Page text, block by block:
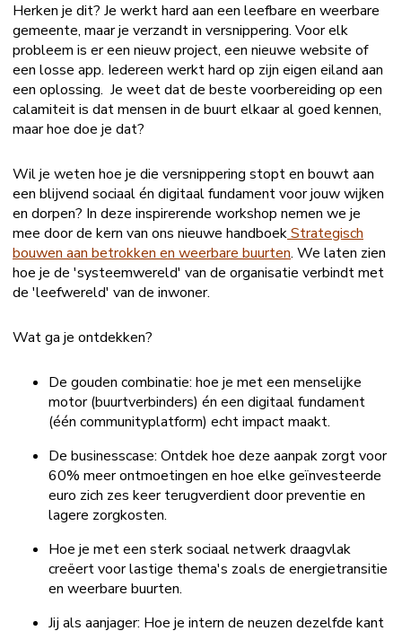
Herken je dit? Je werkt hard aan een leefbare en weerbare
gemeente, maar je verzandt in versnippering. Voor elk
probleem is er een nieuw project, een nieuwe website of
een losse app. Iedereen werkt hard op zijn eigen eiland aan
een oplossing. Je weet dat de beste voorbereiding op een
calamiteit is dat mensen in de buurt elkaar al goed kennen,
maar hoe doe je dat?
Wil je weten hoe je die versnippering stopt en bouwt aan
een blijvend sociaal én digitaal fundament voor jouw wijken
en dorpen? In deze inspirerende workshop nemen we je
mee door de kern van ons nieuwe handboekStrategisch
bouwen aan betrokken en weerbare buurten. We laten zien
hoe je de 'systeemwereld' van de organisatie verbindt met
de 'leefwereld' van de inwoner.
Wat ga je ontdekken?
De gouden combinatie: hoe je met een menselijke
motor (buurtverbinders) én een digitaal fundament
(één communityplatform) echt impact maakt.
De businesscase: Ontdek hoe deze aanpak zorgt voor
60% meer ontmoetingen en hoe elke geïnvesteerde
euro zich zes keer terugverdient door preventie en
lagere zorgkosten.
Hoe je met een sterk sociaal netwerk draagvlak
creëert voor lastige thema's zoals de energietransitie
en weerbare buurten.
Jij als aanjager: Hoe je intern de neuzen dezelfde kant